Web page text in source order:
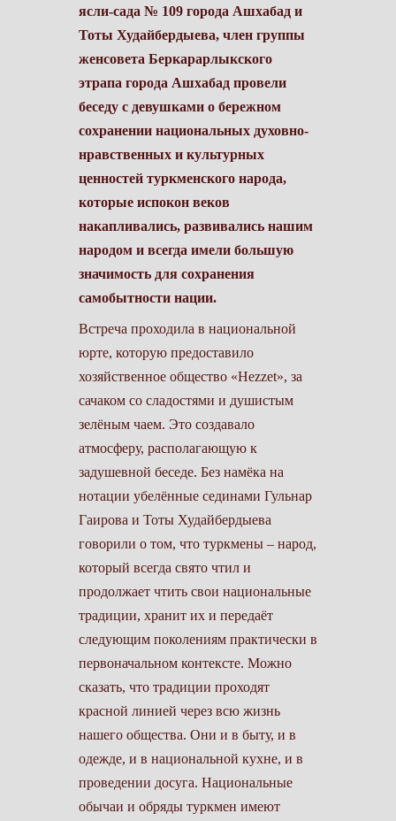
ясли-сада № 109 города Ашхабад и
Тоты Худайбердыева, член группы
женсовета Беркарарлыкского
этрапа города Ашхабад провели
беседу с девушками о бережном
сохранении национальных духовно-
нравственных и культурных
ценностей туркменского народа,
которые испокон веков
накапливались, развивались нашим
народом и всегда имели большую
значимость для сохранения
самобытности нации.
Встреча проходила в национальной
юрте, которую предоставило
хозяйственное общество «Hezzet», за
сачаком со сладостями и душистым
зелёным чаем. Это создавало
атмосферу, располагающую к
задушевной беседе. Без намёка на
нотации убелённые сединами Гульнар
Гаирова и Тоты Худайбердыева
говорили о том, что туркмены – народ,
который всегда свято чтил и
продолжает чтить свои национальные
традиции, хранит их и передаёт
следующим поколениям практически в
первоначальном контексте. Можно
сказать, что традиции проходят
красной линией через всю жизнь
нашего общества. Они и в быту, и в
одежде, и в национальной кухне, и в
проведении досуга. Национальные
обычаи и обряды туркмен имеют